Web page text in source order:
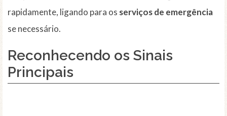
rapidamente, ligando para os serviços de emergência
se necessário.
Reconhecendo os Sinais
Principais